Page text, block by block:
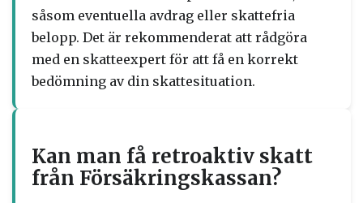
såsom eventuella avdrag eller skattefria
belopp. Det är rekommenderat att rådgöra
med en skatteexpert för att få en korrekt
bedömning av din skattesituation.
Kan man få retroaktiv skatt
från Försäkringskassan?